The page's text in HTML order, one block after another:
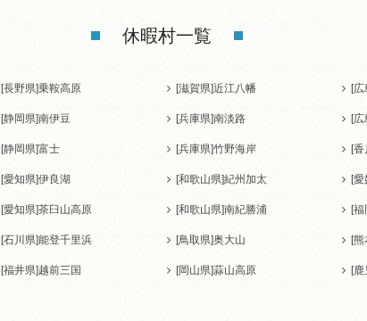
休暇村一覧
[長野県]乗鞍高原
[静岡県]南伊豆
[静岡県]富士
[愛知県]伊良湖
[愛知県]茶臼山高原
[石川県]能登千里浜
[福井県]越前三国
[滋賀県]近江八幡
[兵庫県]南淡路
[兵庫県]竹野海岸
[和歌山県]紀州加太
[和歌山県]南紀勝浦
[鳥取県]奥大山
[岡山県]蒜山高原
[広
[広
[香
[愛
[福
[熊
[鹿